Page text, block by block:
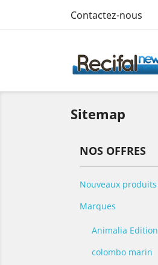
Contactez-nous
Sitemap
NOS OFFRES
Nouveaux produits
Marques
Animalia Edition
colombo marin